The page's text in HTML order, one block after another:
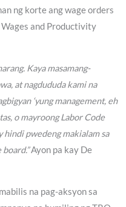
ng korte ang wage orders
and Productivity
Kaya masamang-
at nagdududa kami na
‘yung management, eh
o mayroong Labor Code
hindi pwedeng makialam sa
Ayon pa kay De
na pag-aksyon sa